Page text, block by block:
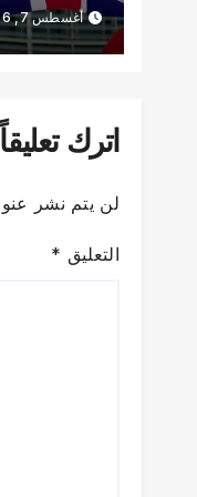
أغسطس 7, 2026
اترك تعليقاً
لن يتم نشر
التعليق *